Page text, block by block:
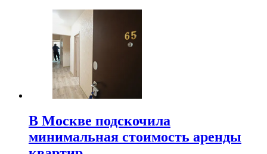
В Москве подскочила
минимальная стоимость аренды